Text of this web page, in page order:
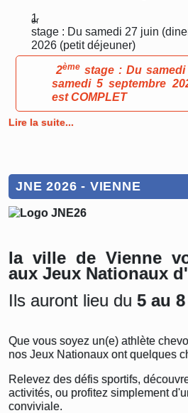
1
er
stage : Du samedi 27 juin
2026 (petit déjeuner)
2ème stage : Du
samedi 5 septembre
est COMPLET
Lire la suite...
JNE 2026 - VIENNE
la ville de Vienne
aux Jeux Nationaux
Ils auront lieu du 5 au
Que vous soyez un(e) athlète
nos Jeux Nationaux ont quelques
Relevez des défis sportifs,
activités, ou profitez simplement
conviviale.